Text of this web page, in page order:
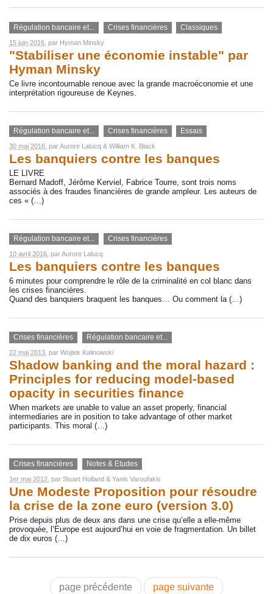
Régulation bancaire et... Crises financières Classiques
15 juin 2016 , par Hyman Minsky
"Stabiliser une économie instable" par
Hyman Minsky
Ce livre incontournable renoue avec la grande macroéconomie et une
interprétation rigoureuse de Keynes.
Régulation bancaire et... Crises financières Essais
30 mai 2016 , parAurore Lalucq & William K. Black
Les banquiers contre les banques
LE LIVRE
Bernard Madoff, Jérôme Kerviel, Fabrice Tourre, sont trois noms
associés à des fraudes financières de grande ampleur. Les auteurs de
ces « (…)
Régulation bancaire et... Crises financières
10 avril 2016 , parAurore Lalucq
Les banquiers contre les banques
6 minutes pour comprendre le rôle de la criminalité en col blanc dans
les crises financières.
Quand des banquiers braquent les banques… Ou comment la (…)
Crises financières Régulation bancaire et...
22 mai 2013 , par Wojtek Kalinowski
Shadow banking and the moral hazard :
Principles for reducing model-based
opacity in securities finance
When markets are unable to value an asset properly, financial
intermediaries are in position to take advantage of other market
participants. This moral (…)
Crises financières Notes & Etudes
1er mai 2012 , par Stuart Holland & Yanis Varoufakis
Une Modeste Proposition pour résoudre
la crise de la zone euro (version 3.0)
Prise depuis plus de deux ans dans une crise qu’elle a elle-même
provoquée, l’Europe est aujourd’hui en voie de fragmentation. Un billet
de dix euros (…)
page précédente page suivante